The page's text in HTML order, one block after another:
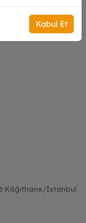
Kâğıthane/İstanbul
Kabul Et